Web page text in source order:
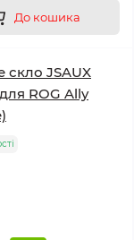
До кошика
скло JSAUX
ROG Ally